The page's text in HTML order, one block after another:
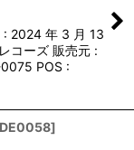
: 2024 年 3 月 13
コーズ 販売元 :
POS :
]